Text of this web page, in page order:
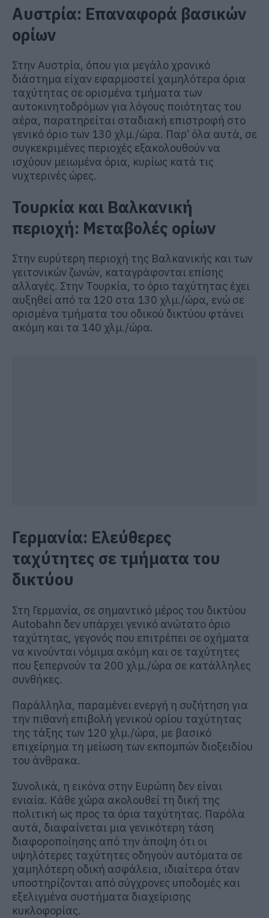
Αυστρία: Επαναφορά βασικών
ορίων
Στην Αυστρία, όπου για μεγάλο χρονικό
διάστημα είχαν εφαρμοστεί χαμηλότερα όρια
ταχύτητας σε ορισμένα τμήματα των
αυτοκινητοδρόμων για λόγους ποιότητας του
αέρα, παρατηρείται σταδιακή επιστροφή στο
γενικό όριο των 130 χλμ./ώρα. Παρ’ όλα αυτά, σε
συγκεκριμένες περιοχές εξακολουθούν να
ισχύουν μειωμένα όρια, κυρίως κατά τις
νυχτερινές ώρες.
Τουρκία και Βαλκανική
περιοχή: Μεταβολές ορίων
Στην ευρύτερη περιοχή της Βαλκανικής και των
γειτονικών ζωνών, καταγράφονται επίσης
αλλαγές. Στην Τουρκία, το όριο ταχύτητας έχει
αυξηθεί από τα 120 στα 130 χλμ./ώρα, ενώ σε
ορισμένα τμήματα του οδικού δικτύου φτάνει
ακόμη και τα 140 χλμ./ώρα.
Γερμανία: Ελεύθερες
ταχύτητες σε τμήματα του
δικτύου
Στη Γερμανία, σε σημαντικό μέρος του δικτύου
Autobahn δεν υπάρχει γενικό ανώτατο όριο
ταχύτητας, γεγονός που επιτρέπει σε οχήματα
να κινούνται νόμιμα ακόμη και σε ταχύτητες
που ξεπερνούν τα 200 χλμ./ώρα σε κατάλληλες
συνθήκες.
Παράλληλα, παραμένει ενεργή η συζήτηση για
την πιθανή επιβολή γενικού ορίου ταχύτητας
της τάξης των 120 χλμ./ώρα, με βασικό
επιχείρημα τη μείωση των εκπομπών διοξειδίου
του άνθρακα.
Συνολικά, η εικόνα στην Ευρώπη δεν είναι
ενιαία. Κάθε χώρα ακολουθεί τη δική της
πολιτική ως προς τα όρια ταχύτητας. Παρόλα
αυτά, διαφαίνεται μια γενικότερη τάση
διαφοροποίησης από την άποψη ότι οι
υψηλότερες ταχύτητες οδηγούν αυτόματα σε
χαμηλότερη οδική ασφάλεια, ιδιαίτερα όταν
υποστηρίζονται από σύγχρονες υποδομές και
εξελιγμένα συστήματα διαχείρισης
κυκλοφορίας.